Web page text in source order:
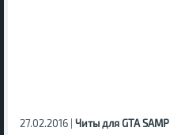
27.02.2016 | Читы для GTA SAMP